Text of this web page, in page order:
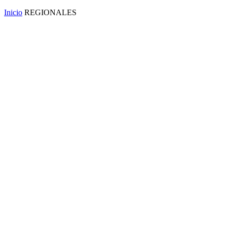
Inicio REGIONALES